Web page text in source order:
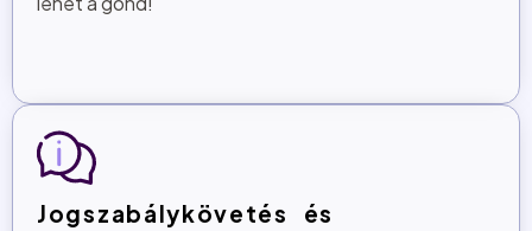
Jogszabálykövetés és